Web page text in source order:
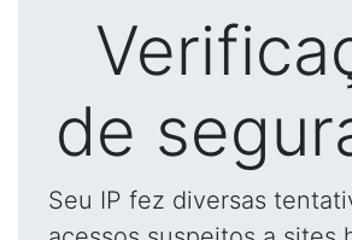
de
Seu IP fez diversas